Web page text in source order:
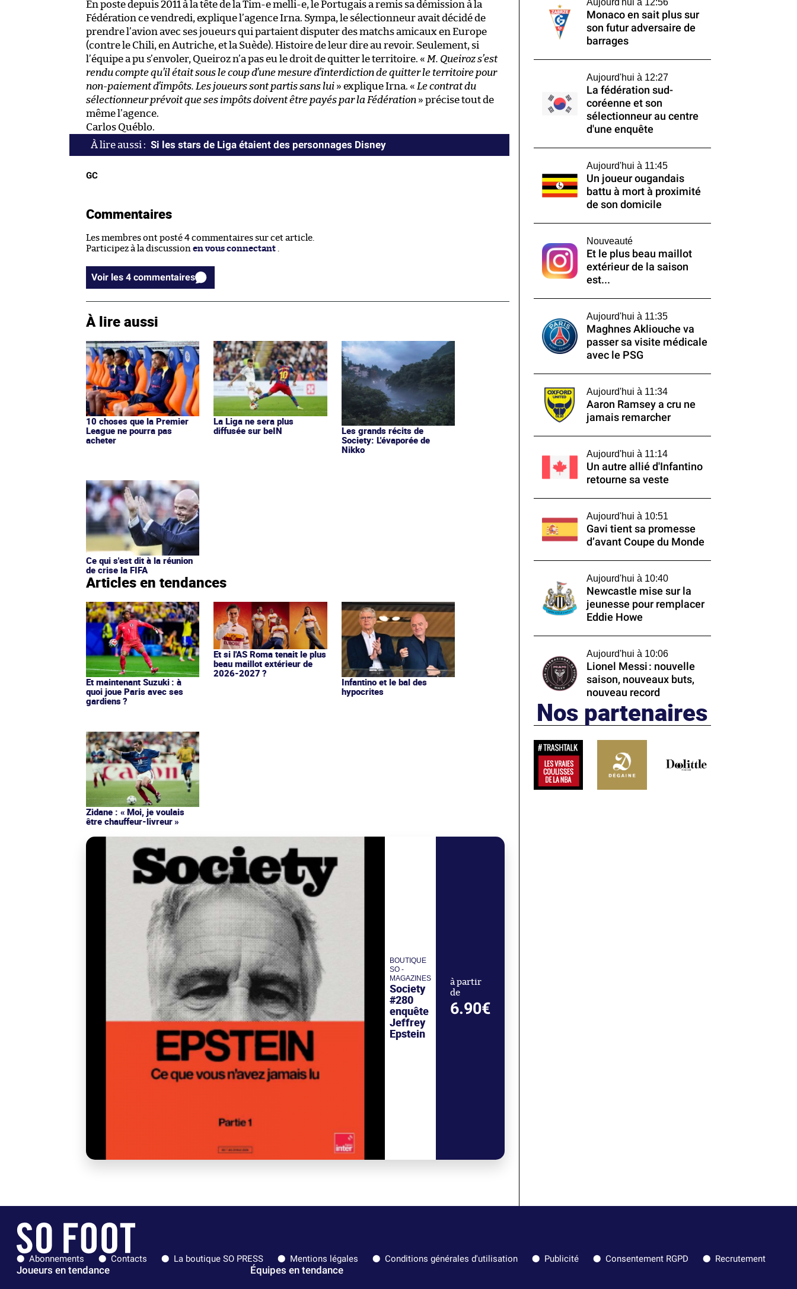
En poste depuis 2011 à la tête de la Tim-e melli-e, le Portugais a remis sa démission à la
Fédération ce vendredi, explique l’agence Irna. Sympa, le sélectionneur avait décidé de
prendre l’avion avec ses joueurs qui partaient disputer des matchs amicaux en Europe
(contre le Chili, en Autriche, et la Suède). Histoire de leur dire au revoir. Seulement, si
l’équipe a pu s’envoler, Queiroz n’a pas eu le droit de quitter le territoire. « M. Queiroz s’est
rendu compte qu’il était sous le coup d’une mesure d’interdiction de quitter le territoire pour
non-paiement d’impôts. Les joueurs sont partis sans lui » explique Irna. « Le contrat du
sélectionneur prévoit que ses impôts doivent être payés par la Fédération » précise tout de
même l’agence.
Carlos Québlo.
Si les stars de Liga étaient des personnages Disney
GC
Commentaires
Les membres ont posté 4 commentaires sur cet article.
Participez à la discussion en vous connectant
Voir les 4 commentaires
À lire aussi
10 choses que la Premier
League ne pourra pas
acheter
La Liga ne sera plus
diffusée sur beIN
Les grands récits de
Society: L'évaporée de
Nikko
Ce qui s'est dit à la réunion
de crise la FIFA
Articles en tendances
Et maintenant Suzuki : à
quoi joue Paris avec ses
gardiens ?
Et si l'AS Roma tenait le plus
beau maillot extérieur de
2026-2027 ?
Infantino et le bal des
hypocrites
Zidane : « Moi, je voulais
être chauffeur-livreur »
BOUTIQUE
SO -
MAGAZINES
Society
#280
enquête
Jeffrey
Epstein
à partir
de
6.90€
Aujourd'hui à 12:56
Monaco en sait plus sur
son futur adversaire de
barrages
Aujourd'hui à 12:27
La fédération sud-
coréenne et son
sélectionneur au centre
d'une enquête
Aujourd'hui à 11:45
Un joueur ougandais
battu à mort à proximité
de son domicile
Nouveauté
Et le plus beau maillot
extérieur de la saison
est...
Aujourd'hui à 11:35
Maghnes Akliouche va
passer sa visite médicale
avec le PSG
Aujourd'hui à 11:34
Aaron Ramsey a cru ne
jamais remarcher
Aujourd'hui à 11:14
Un autre allié d'Infantino
retourne sa veste
Aujourd'hui à 10:51
Gavi tient sa promesse
d’avant Coupe du Monde
Aujourd'hui à 10:40
Newcastle mise sur la
jeunesse pour remplacer
Eddie Howe
Aujourd'hui à 10:06
Lionel Messi : nouvelle
saison, nouveaux buts,
nouveau record
Nos partenaires
Abonnements Contacts La boutique SO PRESS Mentions légales Conditions générales d'utilisation Publicité Consentement RGPD Recrutement
Joueurs en tendance Équipes en tendance